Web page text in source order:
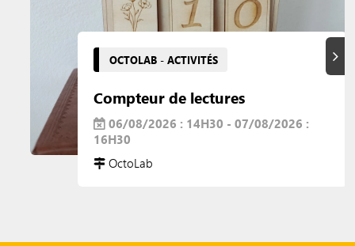
OCTOLAB - ACTIVITÉS
Compteur de lectures
06/08/2026 : 14H30 - 07/08/2026 :
16H30
OctoLab